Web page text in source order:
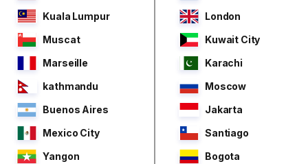
Kuala Lumpur
London
Muscat
Kuwait City
Marseille
Karachi
kathmandu
Moscow
Buenos Aires
Jakarta
Mexico City
Santiago
Yangon
Bogota